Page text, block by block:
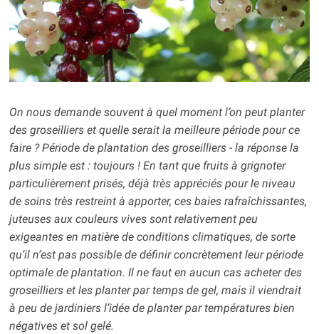
On nous demande souvent à quel moment l’on peut planter
des groseilliers et quelle serait la meilleure période pour ce
faire ? Période de plantation des groseilliers - la réponse la
plus simple est : toujours ! En tant que fruits à grignoter
particulièrement prisés, déjà très appréciés pour le niveau
de soins très restreint à apporter, ces baies rafraîchissantes,
juteuses aux couleurs vives sont relativement peu
exigeantes en matière de conditions climatiques, de sorte
qu’il n’est pas possible de définir concrètement leur période
optimale de plantation. Il ne faut en aucun cas acheter des
groseilliers et les planter par temps de gel, mais il viendrait
à peu de jardiniers l’idée de planter par températures bien
négatives et sol gelé.